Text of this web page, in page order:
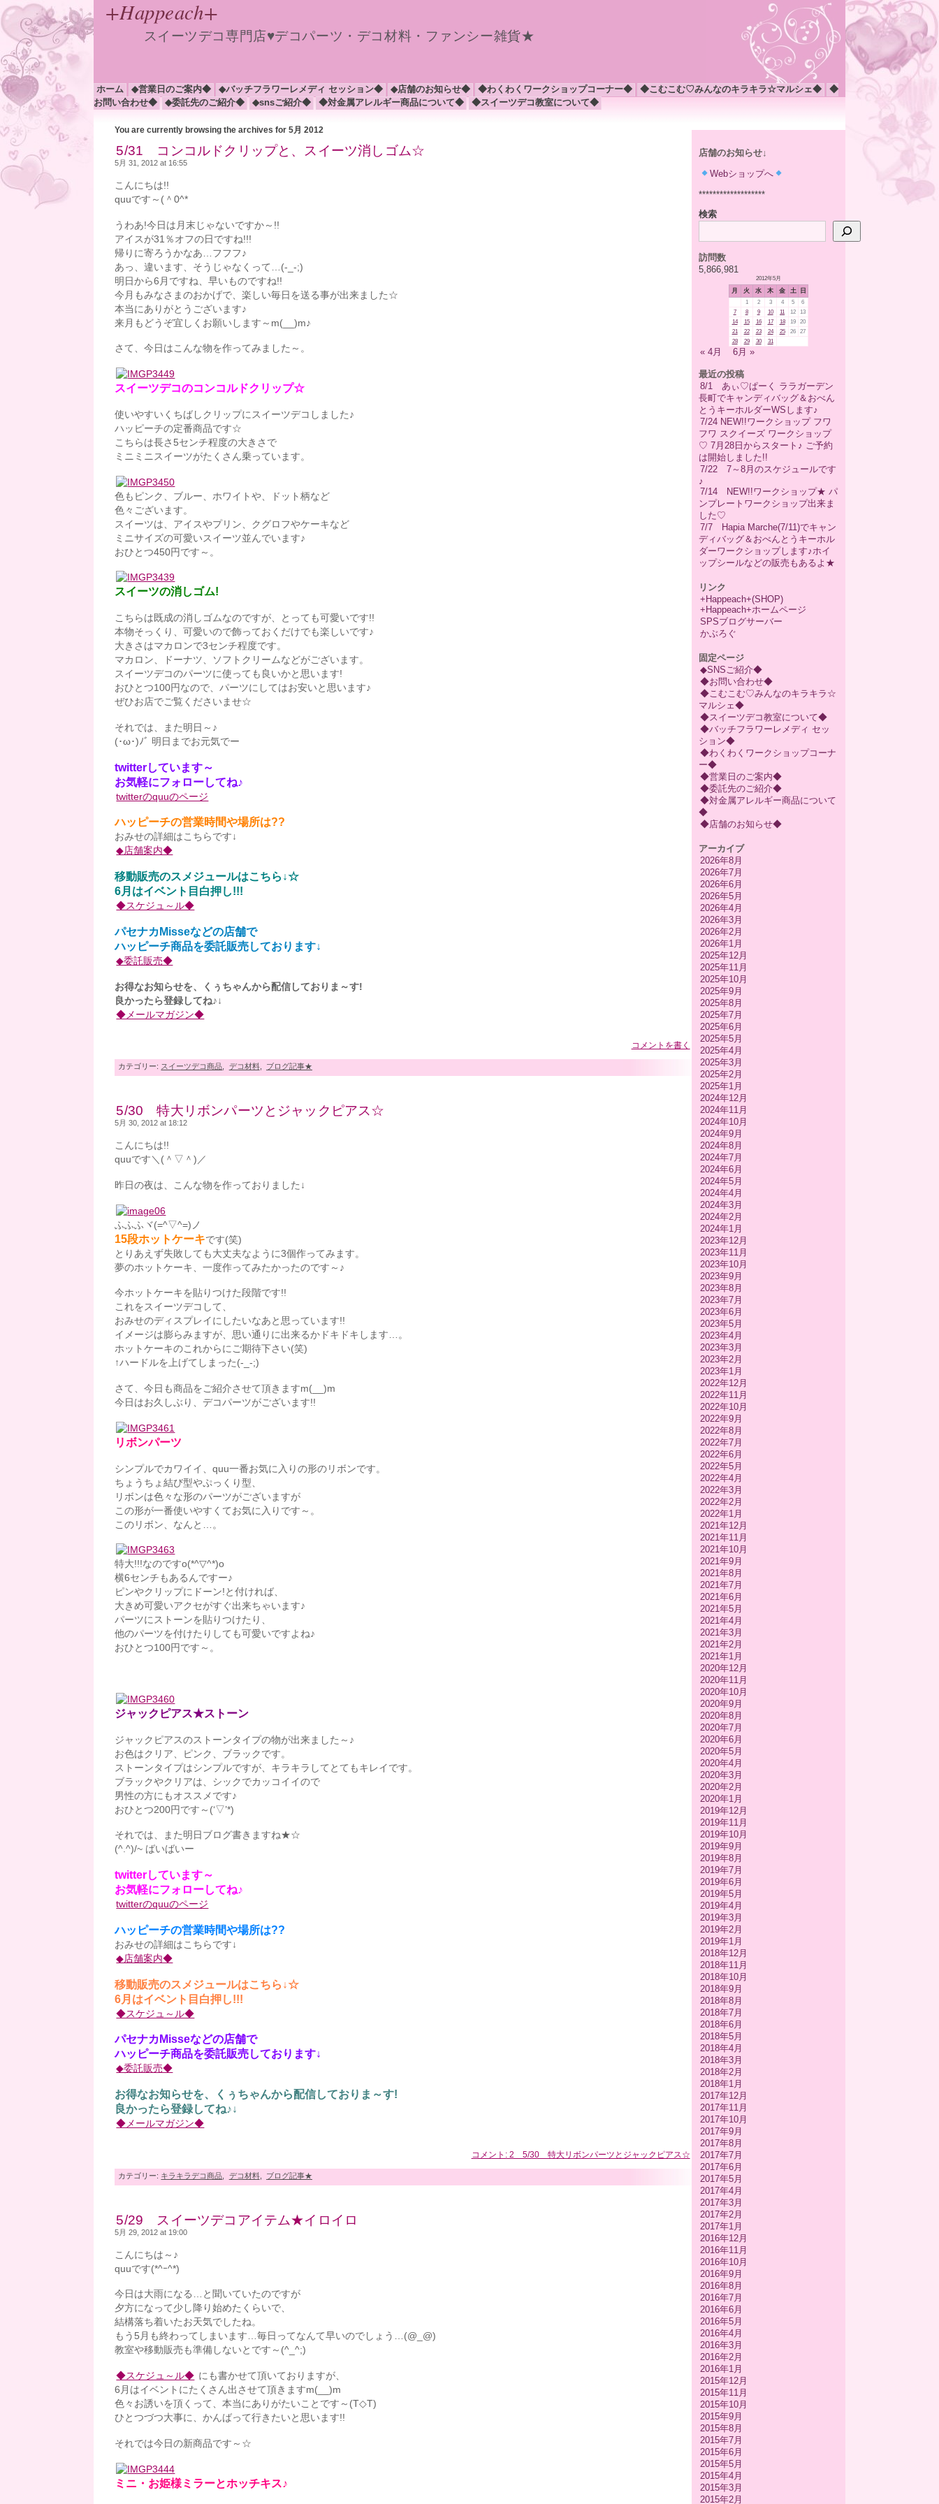
+Happeach+
スイーツデコ専門店♥デコパーツ・デコ材料・ファンシー雑貨★
ホーム ◆営業日のご案内◆ ◆バッチフラワーレメディ セッション◆ ◆店舗のお知らせ◆ ◆わくわくワークショップコーナー◆ ◆こむこむ♡みんなのキラキラ☆マルシェ◆
◆
お問い合わせ◆
◆委託先のご紹介◆ ◆snsご紹介◆ ◆対金属アレルギー商品について◆ ◆スイーツデコ教室について◆
店舗のお知らせ↓
Webショップへ
*******************
検索
訪問数
5,866,981
2012年5月
月 火 水 木 金 土 日
1 2 3 4 5
6
7
8 9 10 11 12
13
14
15 16 17 18 19
20
21
22 23 24 25 26
27
28
29 30 31
« 4月 6月 »
最近の投稿
8/1 あぃ♡ぱーく ララガーデン
長町でキャンディバッグ＆おべん
とうキーホルダーWSします♪
7/24 NEW!!ワークショップ フワ
フワ スクイーズ ワークショップ
♡ 7月28日からスタート♪ ご予約
は開始しました!!
7/22 7～8月のスケジュールです
♪
7/14 NEW!!ワークショップ★ パ
ンプレートワークショップ出来ま
した♡
7/7 Hapia Marche(7/11)でキャン
ディバッグ＆おべんとうキーホル
ダーワークショップします♪ホイ
ップシールなどの販売もあるよ★
リンク
+Happeach+(SHOP)
+Happeach+ホームページ
SPSブログサーバー
かぶろぐ
固定ページ
◆SNSご紹介◆
◆お問い合わせ◆
◆こむこむ♡みんなのキラキラ☆
マルシェ◆
◆スイーツデコ教室について◆
◆バッチフラワーレメディ セッ
ション◆
◆わくわくワークショップコーナ
ー◆
◆営業日のご案内◆
◆委託先のご紹介◆
◆対金属アレルギー商品について
◆
◆店舗のお知らせ◆
アーカイブ
2026年8月
2026年7月
2026年6月
2026年5月
2026年4月
2026年3月
2026年2月
2026年1月
2025年12月
2025年11月
2025年10月
2025年9月
2025年8月
2025年7月
2025年6月
2025年5月
2025年4月
2025年3月
2025年2月
2025年1月
2024年12月
2024年11月
2024年10月
2024年9月
2024年8月
2024年7月
2024年6月
2024年5月
2024年4月
2024年3月
2024年2月
2024年1月
2023年12月
2023年11月
2023年10月
2023年9月
2023年8月
2023年7月
2023年6月
2023年5月
2023年4月
2023年3月
2023年2月
2023年1月
2022年12月
2022年11月
2022年10月
2022年9月
2022年8月
2022年7月
2022年6月
2022年5月
2022年4月
2022年3月
2022年2月
2022年1月
2021年12月
2021年11月
2021年10月
2021年9月
2021年8月
2021年7月
2021年6月
2021年5月
2021年4月
2021年3月
2021年2月
2021年1月
2020年12月
2020年11月
2020年10月
2020年9月
2020年8月
2020年7月
2020年6月
2020年5月
2020年4月
2020年3月
2020年2月
2020年1月
2019年12月
2019年11月
2019年10月
2019年9月
2019年8月
2019年7月
2019年6月
2019年5月
2019年4月
2019年3月
2019年2月
2019年1月
2018年12月
2018年11月
2018年10月
2018年9月
2018年8月
2018年7月
2018年6月
2018年5月
2018年4月
2018年3月
2018年2月
2018年1月
2017年12月
2017年11月
2017年10月
2017年9月
2017年8月
2017年7月
2017年6月
2017年5月
2017年4月
2017年3月
2017年2月
2017年1月
2016年12月
2016年11月
2016年10月
2016年9月
2016年8月
2016年7月
2016年6月
2016年5月
2016年4月
2016年3月
2016年2月
2016年1月
2015年12月
2015年11月
2015年10月
2015年9月
2015年8月
2015年7月
2015年6月
2015年5月
2015年4月
2015年3月
2015年2月
You are currently browsing the archives for 5月 2012
5/31 コンコルドクリップと、スイーツ消しゴム☆
5月 31, 2012 at 16:55
こんにちは!!
quuです～(＾0^*
うわあ!今日は月末じゃないですか～!!
アイスが31％オフの日ですね!!!
帰りに寄ろうかなあ…フフフ♪
あっ、違います、そうじゃなくって…(-_-;)
明日から6月ですね、早いものですね!!
今月もみなさまのおかげで、楽しい毎日を送る事が出来ました☆
本当にありがとうございます♪
来月もどうぞ宜しくお願いします～m(__)m♪
さて、今日はこんな物を作ってみました～。
スイーツデコのコンコルドクリップ☆
使いやすいくちばしクリップにスイーツデコしました♪
ハッピーチの定番商品です☆
こちらは長さ5センチ程度の大きさで
ミニミニスイーツがたくさん乗っています。
色もピンク、ブルー、ホワイトや、ドット柄など
色々ございます。
スイーツは、アイスやプリン、クグロフやケーキなど
ミニサイズの可愛いスイーツ並んでいます♪
おひとつ450円です～。
スイーツの消しゴム!
こちらは既成の消しゴムなのですが、とっても可愛いです!!
本物そっくり、可愛いので飾っておくだけでも楽しいです♪
大きさはマカロンで3センチ程度です。
マカロン、ドーナツ、ソフトクリームなどがございます。
スイーツデコのパーツに使っても良いかと思います!
おひとつ100円なので、パーツにしてはお安いと思います♪
ぜひお店でご覧くださいませ☆
それでは、また明日～♪
(･ω･)ﾉﾞ 明日までお元気でー
twitterしています～
お気軽にフォローしてね♪
twitterのquuのページ
ハッピーチの営業時間や場所は??
おみせの詳細はこちらです↓
◆店舗案内◆
移動販売のスメジュールはこちら↓☆
6月はイベント目白押し!!!
◆スケジュ～ル◆
パセナカMisseなどの店舗で
ハッピーチ商品を委託販売しております↓
◆委託販売◆
お得なお知らせを、くぅちゃんから配信しておりま～す!
良かったら登録してね♪↓
◆メールマガジン◆
コメントを書く
カテゴリー: スイーツデコ商品 デコ材料, ブログ記事★
5/30 特大リボンパーツとジャックピアス☆
5月 30, 2012 at 18:12
こんにちは!!
quuです＼(＾▽＾)／
昨日の夜は、こんな物を作っておりました↓
ふふふヾ(=^▽^=)ノ
15段ホットケーキです(笑)
とりあえず失敗しても大丈夫なように3個作ってみます。
夢のホットケーキ、一度作ってみたかったのです～♪
今ホットケーキを貼りつけた段階です!!
これをスイーツデコして、
おみせのディスプレイにしたいなあと思っています!!
イメージは膨らみますが、思い通りに出来るかドキドキします…。
ホットケーキのこれからにご期待下さい(笑)
↑ハードルを上げてしまった(-_-;)
さて、今日も商品をご紹介させて頂きますm(__)m
今日はお久しぶり、デコパーツがございます!!
リボンパーツ
シンプルでカワイイ、quu一番お気に入りの形のリボンです。
ちょうちょ結び型やぷっくり型、
リボンは色々な形のパーツがございますが
この形が一番使いやすくてお気に入りです～。
このリボン、なんと…。
特大!!!なのですo(*^▽^*)o
横6センチもあるんですー♪
ピンやクリップにドーン!と付ければ、
大きめ可愛いアクセがすぐ出来ちゃいます♪
パーツにストーンを貼りつけたり、
他のパーツを付けたりしても可愛いですよね♪
おひとつ100円です～。
ジャックピアス★ストーン
ジャックピアスのストーンタイプの物が出来ました～♪
お色はクリア、ピンク、ブラックです。
ストーンタイプはシンプルですが、キラキラしてとてもキレイです。
ブラックやクリアは、シックでカッコイイので
男性の方にもオススメです♪
おひとつ200円です～(‘▽’*)
それでは、また明日ブログ書きますね★☆
(^.^)/~ ばいばいー
twitterしています～
お気軽にフォローしてね♪
twitterのquuのページ
ハッピーチの営業時間や場所は??
おみせの詳細はこちらです↓
◆店舗案内◆
移動販売のスメジュールはこちら↓☆
6月はイベント目白押し!!!
◆スケジュ～ル◆
パセナカMisseなどの店舗で
ハッピーチ商品を委託販売しております↓
◆委託販売◆
お得なお知らせを、くぅちゃんから配信しておりま～す!
良かったら登録してね♪↓
◆メールマガジン◆
コメント: 2 5/30 特大リボンパーツとジャックピアス☆
カテゴリー: キラキラデコ商品 デコ材料, ブログ記事★
5/29 スイーツデコアイテム★イロイロ
5月 29, 2012 at 19:00
こんにちは～♪
quuです(*^ｰ^*)
今日は大雨になる…と聞いていたのですが
夕方になって少し降り始めたくらいで、
結構落ち着いたお天気でしたね。
もう5月も終わってしまいます…毎日ってなんて早いのでしょう…(@_@)
教室や移動販売も準備しないとです～(^_^;)
◆スケジュ～ル◆ にも書かせて頂いておりますが、
6月はイベントにたくさん出させて頂きますm(__)m
色々お誘いを頂くって、本当にありがたいことです～(T◇T)
ひとつづつ大事に、かんばって行きたいと思います!!
それでは今日の新商品です～☆
ミニ・お姫様ミラーとホッチキス♪